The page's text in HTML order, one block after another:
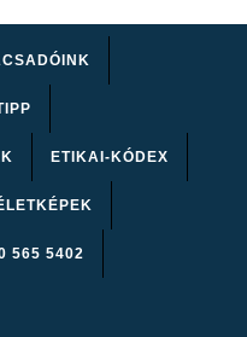
ETIKAI-KÓDEX
565 5402